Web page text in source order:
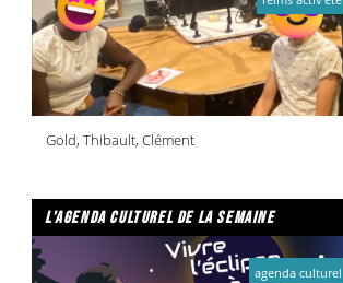
Gold, Thibault, Clément
l'agenda culturel de la semaine
agenda culturel